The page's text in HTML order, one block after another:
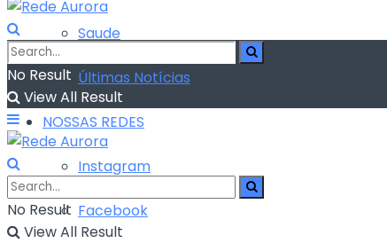
Saude
Últimas Notícias
NOSSAS REDES
Instagram
Facebook
No Result
View All Result
No Result
View All Result